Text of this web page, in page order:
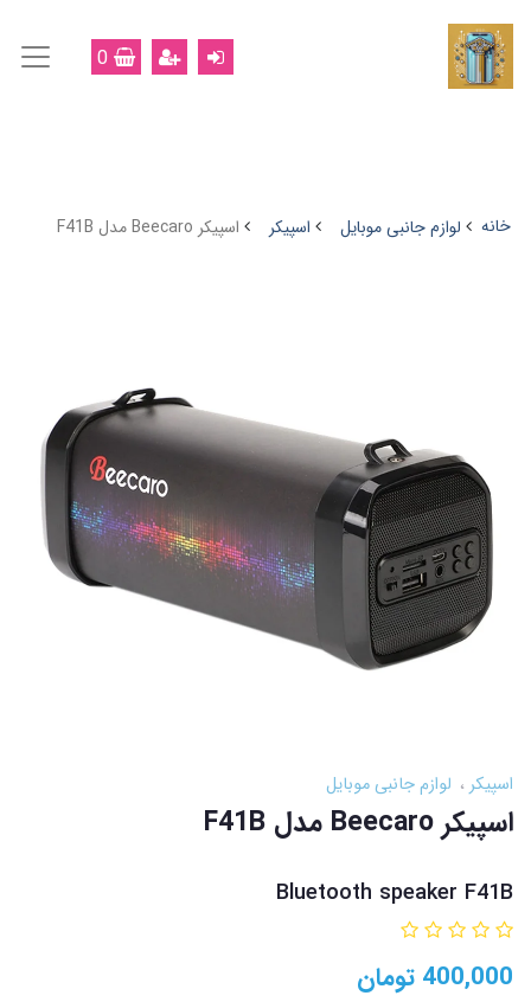
0
خانه لوازم جانبی موبایل اسپیکر اسپیکر Beecaro مدل F41B
اسپیکر لوازم جانبی موبایل
اسپیکر Beecaro مدل F41B
Bluetooth speaker F41B
400,000 تومان